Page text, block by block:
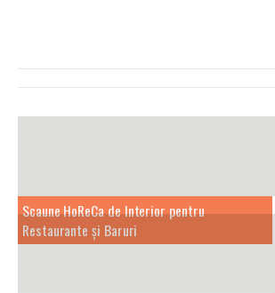
Scaune HoReCa de Interior pentru
Restaurante și Baruri